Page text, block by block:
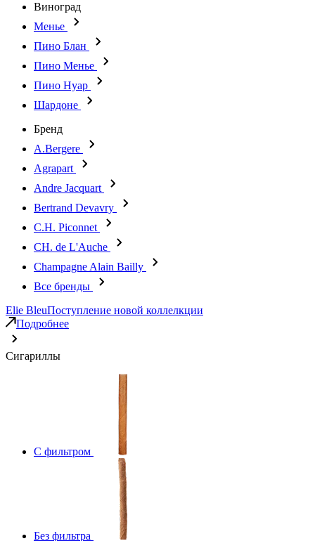
Виноград
Менье
Пино Блан
Пино Менье
Пино Нуар
Шардоне
Бренд
A.Bergere
Agrapart
Andre Jacquart
Bertrand Devavry
C.H. Piconnet
CH. de L'Auche
Champagne Alain Bailly
Все бренды
Elie BleuПоступление новой коллелкции
Подробнее
Сигариллы
С фильтром
Без фильтра